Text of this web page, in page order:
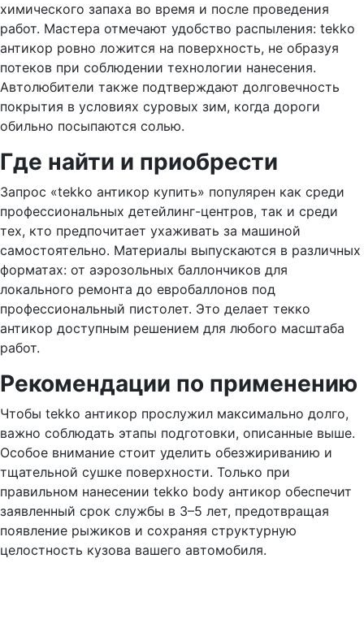
химического запаха во время и после проведения
работ. Мастера отмечают удобство распыления: tekko
антикор ровно ложится на поверхность, не образуя
потеков при соблюдении технологии нанесения.
Автолюбители также подтверждают долговечность
покрытия в условиях суровых зим, когда дороги
обильно посыпаются солью.
Где найти и приобрести
Запрос «tekko антикор купить» популярен как среди
профессиональных детейлинг-центров, так и среди
тех, кто предпочитает ухаживать за машиной
самостоятельно. Материалы выпускаются в различных
форматах: от аэрозольных баллончиков для
локального ремонта до евробаллонов под
профессиональный пистолет. Это делает текко
антикор доступным решением для любого масштаба
работ.
Рекомендации по применению
Чтобы tekko антикор прослужил максимально долго,
важно соблюдать этапы подготовки, описанные выше.
Особое внимание стоит уделить обезжириванию и
тщательной сушке поверхности. Только при
правильном нанесении tekko body антикор обеспечит
заявленный срок службы в 3–5 лет, предотвращая
появление рыжиков и сохраняя структурную
целостность кузова вашего автомобиля.